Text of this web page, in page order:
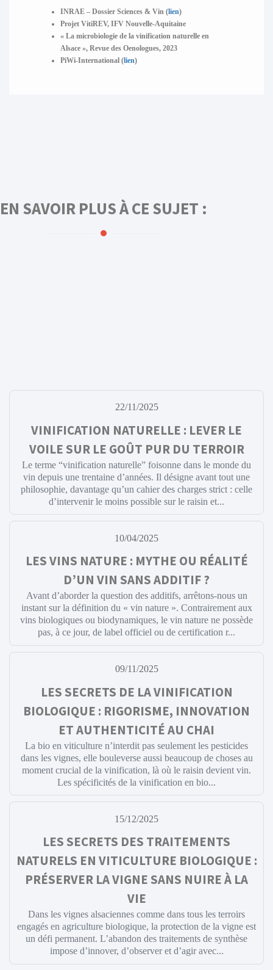
INRAE – Dossier Sciences & Vin (lien)
Projet VitiREV, IFV Nouvelle-Aquitaine
« La microbiologie de la vinification naturelle en
Alsace », Revue des Oenologues, 2023
PiWi-International (lien)
EN SAVOIR PLUS À CE SUJET :
22/11/2025
VINIFICATION NATURELLE : LEVER LE
VOILE SUR LE GOÛT PUR DU TERROIR
Le terme “vinification naturelle” foisonne dans le monde du
vin depuis une trentaine d’années. Il désigne avant tout une
philosophie, davantage qu’un cahier des charges strict : celle
d’intervenir le moins possible sur le raisin et...
10/04/2025
LES VINS NATURE : MYTHE OU RÉALITÉ
D’UN VIN SANS ADDITIF ?
Avant d’aborder la question des additifs, arrêtons-nous un
instant sur la définition du « vin nature ». Contrairement aux
vins biologiques ou biodynamiques, le vin nature ne possède
pas, à ce jour, de label officiel ou de certification r...
09/11/2025
LES SECRETS DE LA VINIFICATION
BIOLOGIQUE : RIGORISME, INNOVATION
ET AUTHENTICITÉ AU CHAI
La bio en viticulture n’interdit pas seulement les pesticides
dans les vignes, elle bouleverse aussi beaucoup de choses au
moment crucial de la vinification, là où le raisin devient vin.
Les spécificités de la vinification en bio...
15/12/2025
LES SECRETS DES TRAITEMENTS
NATURELS EN VITICULTURE BIOLOGIQUE :
PRÉSERVER LA VIGNE SANS NUIRE À LA
VIE
Dans les vignes alsaciennes comme dans tous les terroirs
engagés en agriculture biologique, la protection de la vigne est
un défi permanent. L’abandon des traitements de synthèse
impose d’innover, d’observer et d’agir avec...